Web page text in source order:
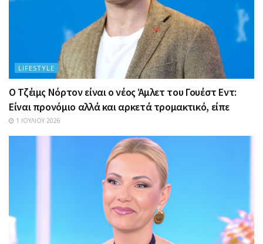
LIFESTYLE
Ο Τζέιμς Νόρτον είναι ο νέος Άμλετ του Γουέστ Εντ:
Είναι προνόμιο αλλά και αρκετά τρομακτικό, είπε
1 ΙΟΥΛΊΟΥ 2026